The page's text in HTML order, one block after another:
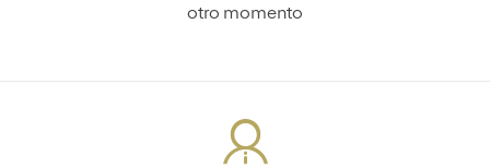
otro momento